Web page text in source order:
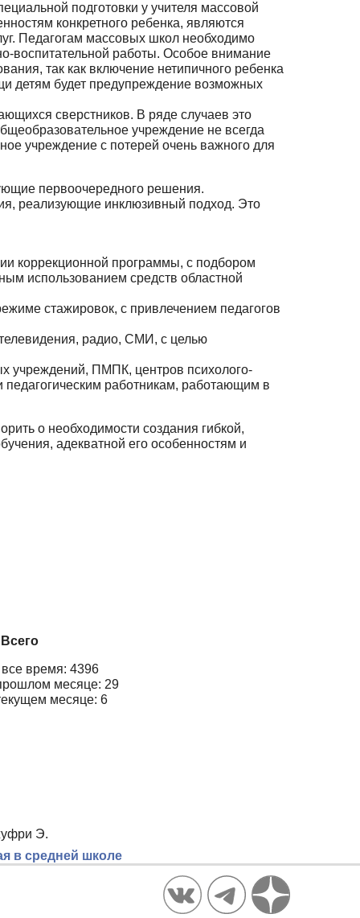
подготовки у учителя массовой
конкретного ребенка, являются
Педагогам массовых школ необходимо
воспитательной работы. Особое внимание
так как включение нетипичного ребенка
детям будет предупреждение возможных
сверстников. В ряде случаев это
учреждение не всегда
учреждение с потерей очень важного для
первоочередного решения.
реализующие ин­клюзивный подход. Это
коррекционной программы, с подбором
использо­ванием средств областной
стажировок, с привлечением педагогов
радио, СМИ, с целью
учреждений, ПМПК, центров психолого-
работникам, работающим в
о необходимости создания гибкой,
адекватной его особенностям и
время: 4396
месяце: 29
месяце: 6
Э.
в средней школе